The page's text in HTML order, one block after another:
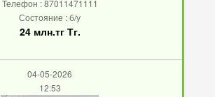
Телефон : 87011471111
Состояние : б/у
24 млн.тг Тг.
04-05-2026
12:53